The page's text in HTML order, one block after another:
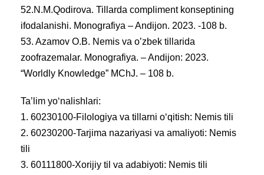
52.N.M.Qodirova. Tillarda compliment konseptining
ifodalanishi. Monografiya – Andijon. 2023. -108 b.
53. Azamov O.B. Nemis va oʽzbek tillarida
zoofrazemalar. Monografiya. – Andijon: 2023.
“Worldly Knowledge” MChJ. – 108 b.
Ta’lim yo‘nalishlari:
1. 60230100-Filologiya va tillarni o‘qitish: Nemis tili
2. 60230200-Tarjima nazariyasi va amaliyoti: Nemis
tili
3. 60111800-Xorijiy til va adabiyoti: Nemis tili